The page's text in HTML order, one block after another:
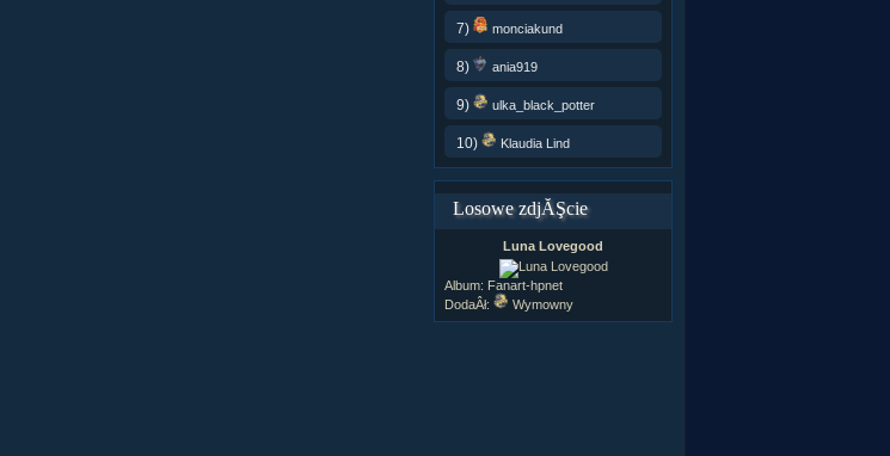
7) monciakund
8) ania919
9) ulka_black_potter
10) Klaudia Lind
Losowe zdjĂŞcie
Luna Lovegood
Album: Fanart-hpnet
DodaÂł:
Wymowny